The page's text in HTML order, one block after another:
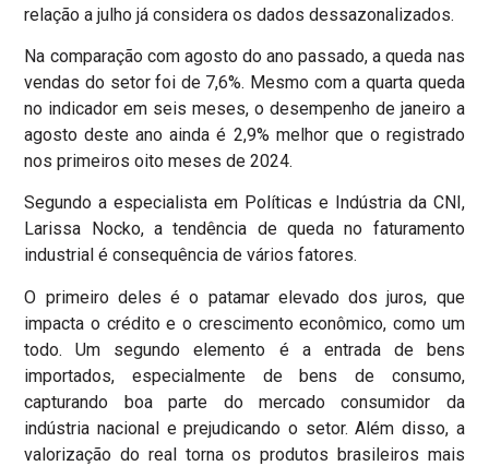
relação a julho já considera os dados dessazonalizados.
Na comparação com agosto do ano passado, a queda nas
vendas do setor foi de 7,6%. Mesmo com a quarta queda
no indicador em seis meses, o desempenho de janeiro a
agosto deste ano ainda é 2,9% melhor que o registrado
nos primeiros oito meses de 2024.
Segundo a especialista em Políticas e Indústria da CNI,
Larissa Nocko, a tendência de queda no faturamento
industrial é consequência de vários fatores.
O primeiro deles é o patamar elevado dos juros, que
impacta o crédito e o crescimento econômico, como um
todo. Um segundo elemento é a entrada de bens
importados, especialmente de bens de consumo,
capturando boa parte do mercado consumidor da
indústria nacional e prejudicando o setor. Além disso, a
valorização do real torna os produtos brasileiros mais